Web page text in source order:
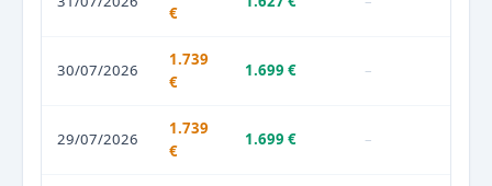
€
30/07/2026
1.739
€
1.699 € –
29/07/2026
1.739
€
1.699 € –